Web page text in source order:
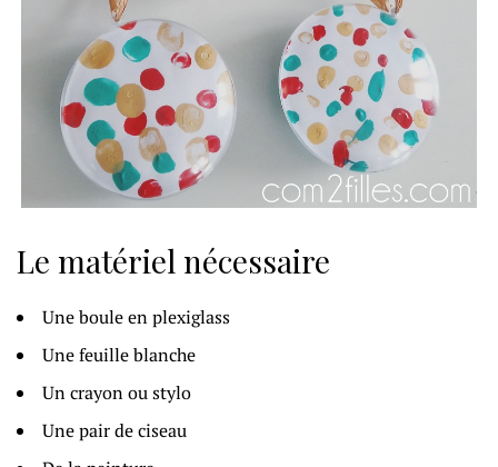
Le matériel nécessaire
Une boule en plexiglass
Une feuille blanche
Un crayon ou stylo
Une pair de ciseau